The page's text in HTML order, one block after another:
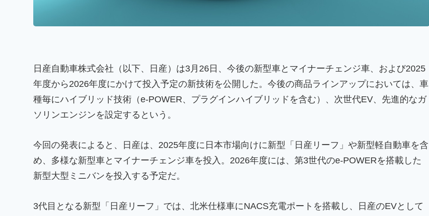
日産自動車株式会社（以下、日産）は3月26日、今後の新型車とマイナーチェンジ車、および2025
年度から2026年度にかけて投入予定の新技術を公開した。今後の商品ラインアップにおいては、車
種毎にハイブリッド技術（e-POWER、プラグインハイブリッドを含む）、次世代EV、先進的なガ
ソリンエンジンを設定するという。
今回の発表によると、日産は、2025年度に日本市場向けに新型「日産リーフ」や新型軽自動車を含
め、多様な新型車とマイナーチェンジ車を投入。2026年度には、第3世代のe-POWERを搭載した
新型大型ミニバンを投入する予定だ。
3代目となる新型「日産リーフ」では、北米仕様車にNACS充電ポートを搭載し、日産のEVとして